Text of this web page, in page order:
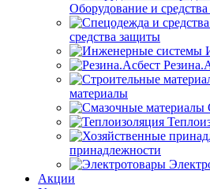
Оборудование и
средства защиты
материалы
принадлежности
Акции